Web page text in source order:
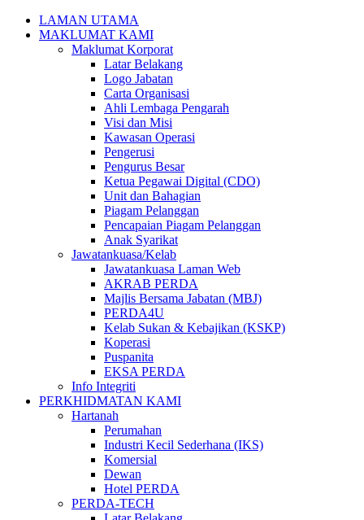
LAMAN UTAMA
MAKLUMAT KAMI
Maklumat Korporat
Latar Belakang
Logo Jabatan
Carta Organisasi
Ahli Lembaga Pengarah
Visi dan Misi
Kawasan Operasi
Pengerusi
Pengurus Besar
Ketua Pegawai Digital (CDO)
Unit dan Bahagian
Piagam Pelanggan
Pencapaian Piagam Pelanggan
Anak Syarikat
Jawatankuasa/Kelab
Jawatankuasa Laman Web
AKRAB PERDA
Majlis Bersama Jabatan (MBJ)
PERDA4U
Kelab Sukan & Kebajikan (KSKP)
Koperasi
Puspanita
EKSA PERDA
Info Integriti
PERKHIDMATAN KAMI
Hartanah
Perumahan
Industri Kecil Sederhana (IKS)
Komersial
Dewan
Hotel PERDA
PERDA-TECH